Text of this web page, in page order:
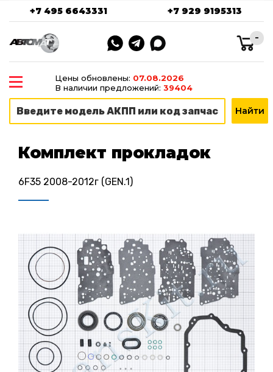
+7 495 6643331 +7 929 9195313
-
Цены обновлены: 07.08.2026
В наличии предложений: 39404
Комплект прокладок
6F35 2008-2012г (GEN.1)